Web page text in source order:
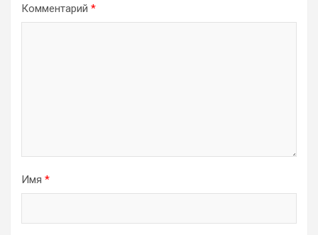
Комментарий *
Имя *